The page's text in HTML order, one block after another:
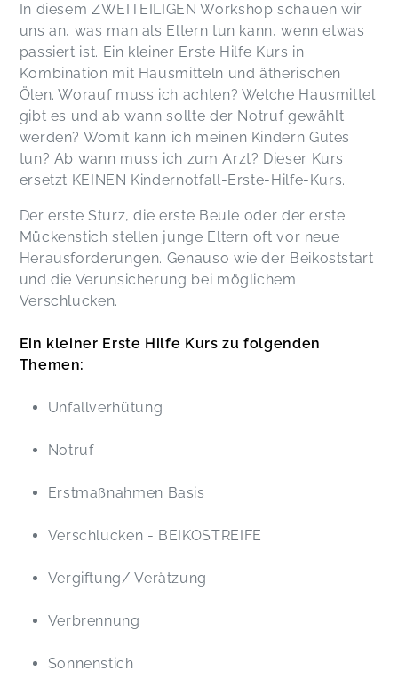
In diesem ZWEITEILIGEN Workshop schauen wir
uns an, was man als Eltern tun kann, wenn etwas
passiert ist. Ein kleiner Erste Hilfe Kurs in
Kombination mit Hausmitteln und ätherischen
Ölen. Worauf muss ich achten? Welche Hausmittel
gibt es und ab wann sollte der Notruf gewählt
werden? Womit kann ich meinen Kindern Gutes
tun? Ab wann muss ich zum Arzt? Dieser Kurs
ersetzt KEINEN Kindernotfall-Erste-Hilfe-Kurs.
Der erste Sturz, die erste Beule oder der erste
Mückenstich stellen junge Eltern oft vor neue
Herausforderungen. Genauso wie der Beikoststart
und die Verunsicherung bei möglichem
Verschlucken.
Ein kleiner Erste Hilfe Kurs zu folgenden
Themen:
Unfallverhütung
Notruf
Erstmaßnahmen Basis
Verschlucken - BEIKOSTREIFE
Vergiftung/ Verätzung
Verbrennung
Sonnenstich